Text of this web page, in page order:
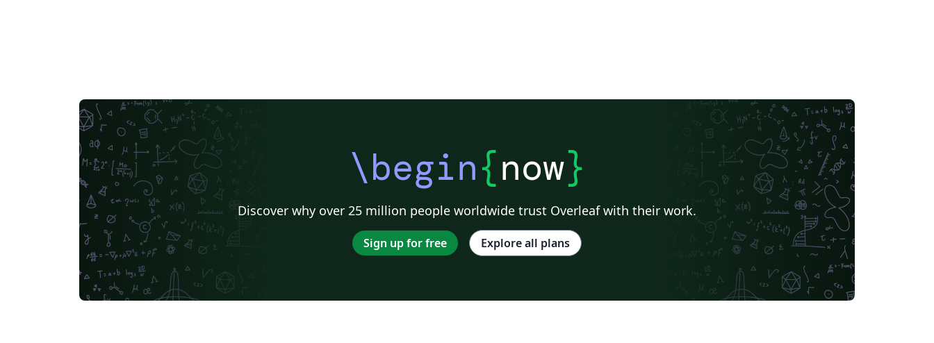
\begin{now}
Discover why over 25 million people worldwide trust Overleaf with their work.
Sign up for free Explore all plans